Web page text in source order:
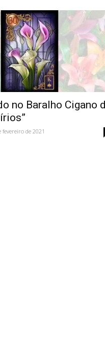
Tarot
Vidência
no Baralho Cigano
fevereiro de 2021